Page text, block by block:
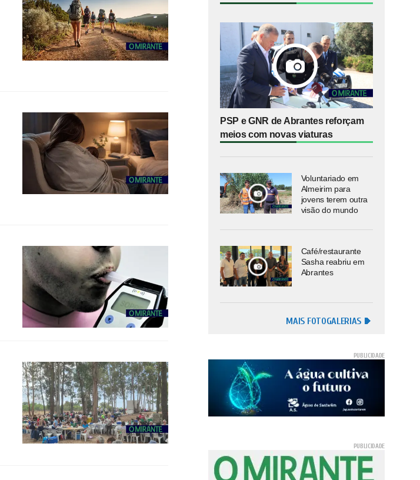
PSP e GNR de Abrantes reforçam
meios com novas viaturas
Voluntariado em
Almeirim para
jovens terem outra
visão do mundo
Café/restaurante
Sasha reabriu em
Abrantes
MAIS FOTOGALERIAS